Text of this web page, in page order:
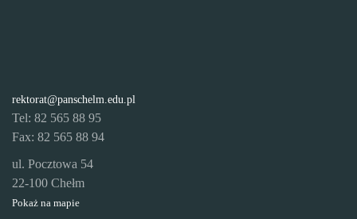
rektorat@panschelm.edu.pl
Tel: 82 565 88 95
Fax: 82 565 88 94
ul. Pocztowa 54
22-100 Chełm
Pokaż na mapie